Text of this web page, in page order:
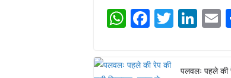
W
at
F
e
T Li E
पलवलः पहले की